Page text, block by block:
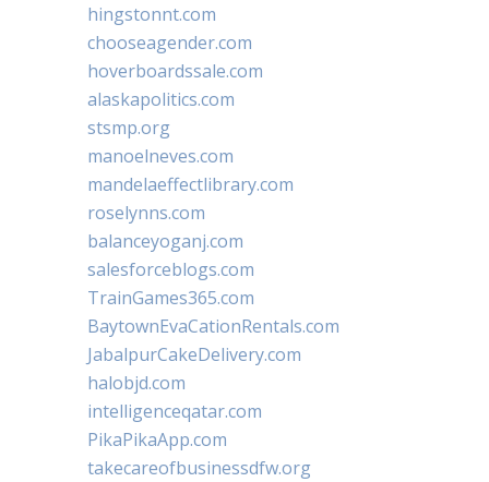
hingstonnt.com
chooseagender.com
hoverboardssale.com
alaskapolitics.com
stsmp.org
manoelneves.com
mandelaeffectlibrary.com
roselynns.com
balanceyoganj.com
salesforceblogs.com
TrainGames365.com
BaytownEvaCationRentals.com
JabalpurCakeDelivery.com
halobjd.com
intelligenceqatar.com
PikaPikaApp.com
takecareofbusinessdfw.org